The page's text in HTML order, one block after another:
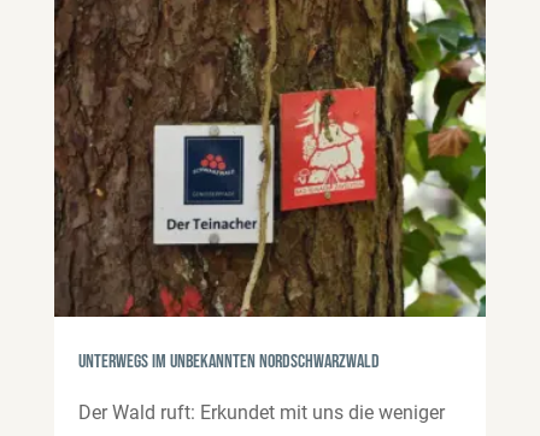
Unterwegs im unbekannten Nordschwarzwald
Der Wald ruft: Erkundet mit uns die weniger